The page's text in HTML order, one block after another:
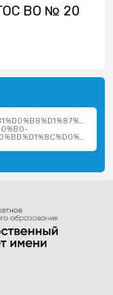
ВО № 20
%D0%B5%D0%B2%D0%B3%D0%B5%D0%BD%D1%8C%D0%B5%D0%B2%D0%BD%D0%B0/